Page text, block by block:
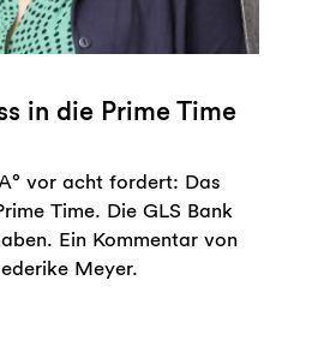
in die Prime Time
vor acht fordert: Das
Time. Die GLS Bank
Ein Kommentar von
Meyer.